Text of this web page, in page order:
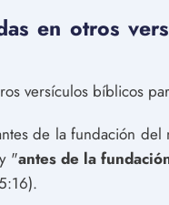
en otros
versículos bíblicos
de la fundación del
"antes de la